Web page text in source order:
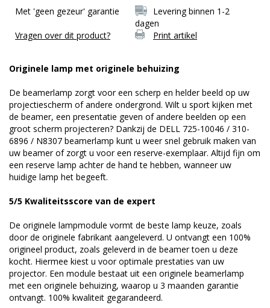
Met 'geen gezeur' garantie
Levering binnen 1-2
dagen
Vragen over dit product?
Print artikel
Originele lamp met originele behuizing
De beamerlamp zorgt voor een scherp en helder beeld op uw
projectiescherm of andere ondergrond. Wilt u sport kijken met
de beamer, een presentatie geven of andere beelden op een
groot scherm projecteren? Dankzij de DELL 725-10046 / 310-
6896 / N8307 beamerlamp kunt u weer snel gebruik maken van
uw beamer of zorgt u voor een reserve-exemplaar. Altijd fijn om
een reserve lamp achter de hand te hebben, wanneer uw
huidige lamp het begeeft.
5/5 Kwaliteitsscore van de expert
De originele lampmodule vormt de beste lamp keuze, zoals
door de originele fabrikant aangeleverd. U ontvangt een 100%
origineel product, zoals geleverd in de beamer toen u deze
kocht. Hiermee kiest u voor optimale prestaties van uw
projector. Een module bestaat uit een originele beamerlamp
met een originele behuizing, waarop u 3 maanden garantie
ontvangt. 100% kwaliteit gegarandeerd.